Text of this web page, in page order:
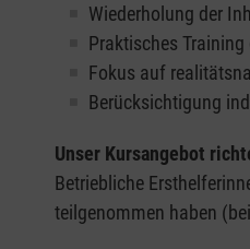
Wiederholung der
Praktisches
Fokus auf
Berücksichtigung
Unser Kursangebot
Betriebliche
teilgenommen haben